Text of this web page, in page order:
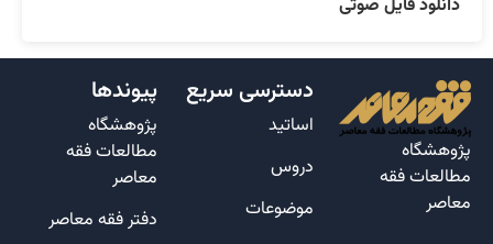
دانلود فایل صوتی
پژوهشگاه
مطالعات فقه
معاصر
دسترسی سریع
اساتید
دروس
موضوعات
پیوندها
پژوهشگاه
مطالعات فقه
معاصر
دفتر فقه معاصر